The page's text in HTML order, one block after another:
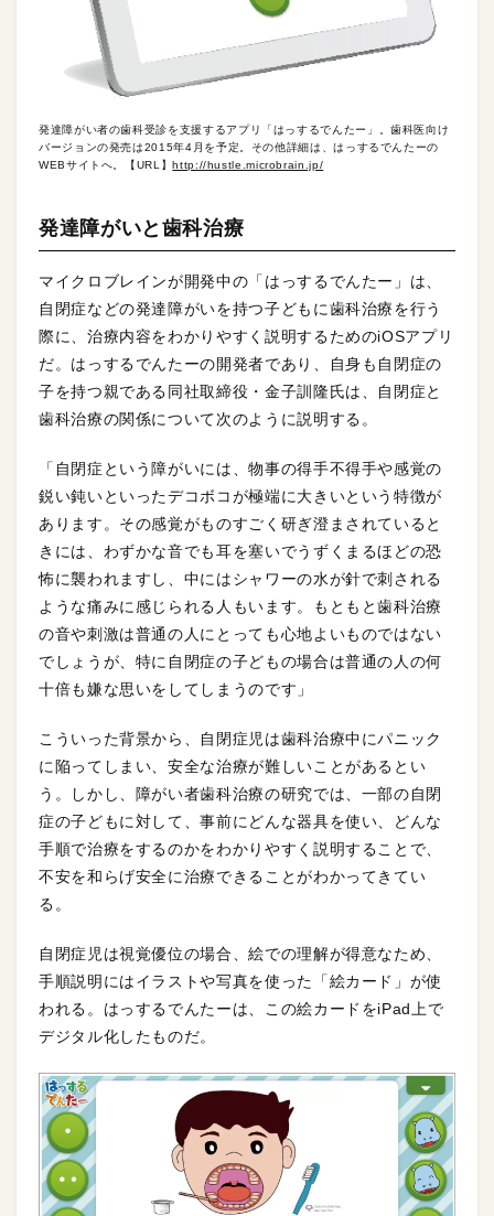
発達障がい者の歯科受診を支援するアプリ「はっするでんたー」。歯科医向け
バージョンの発売は2015年4月を予定。その他詳細は、はっするでんたーの
WEBサイトへ。【URL】http://hustle.microbrain.jp/
発達障がいと歯科治療
マイクロブレインが開発中の「はっするでんたー」は、
自閉症などの発達障がいを持つ子どもに歯科治療を行う
際に、治療内容をわかりやすく説明するためのiOSアプリ
だ。はっするでんたーの開発者であり、自身も自閉症の
子を持つ親である同社取締役・金子訓隆氏は、自閉症と
歯科治療の関係について次のように説明する。
「自閉症という障がいには、物事の得手不得手や感覚の
鋭い鈍いといったデコボコが極端に大きいという特徴が
あります。その感覚がものすごく研ぎ澄まされていると
きには、わずかな音でも耳を塞いでうずくまるほどの恐
怖に襲われますし、中にはシャワーの水が針で刺される
ような痛みに感じられる人もいます。もともと歯科治療
の音や刺激は普通の人にとっても心地よいものではない
でしょうが、特に自閉症の子どもの場合は普通の人の何
十倍も嫌な思いをしてしまうのです」
こういった背景から、自閉症児は歯科治療中にパニック
に陥ってしまい、安全な治療が難しいことがあるとい
う。しかし、障がい者歯科治療の研究では、一部の自閉
症の子どもに対して、事前にどんな器具を使い、どんな
手順で治療をするのかをわかりやすく説明することで、
不安を和らげ安全に治療できることがわかってきてい
る。
自閉症児は視覚優位の場合、絵での理解が得意なため、
手順説明にはイラストや写真を使った「絵カード」が使
われる。はっするでんたーは、この絵カードをiPad上で
デジタル化したものだ。